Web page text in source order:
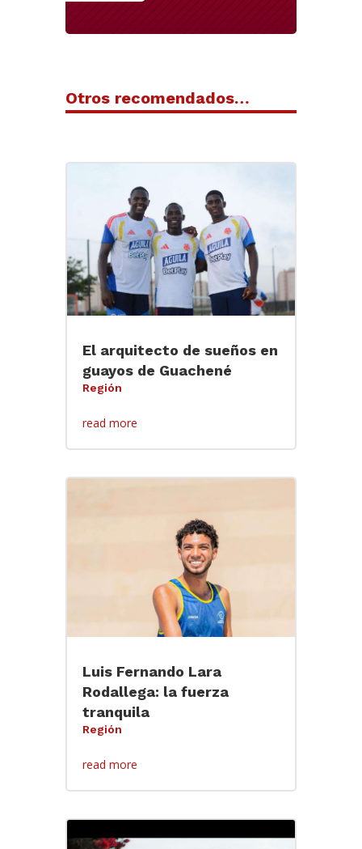
Otros recomendados…
El arquitecto de sueños en
guayos de Guachené
Región
read more
Luis Fernando Lara
Rodallega: la fuerza
tranquila
Región
read more